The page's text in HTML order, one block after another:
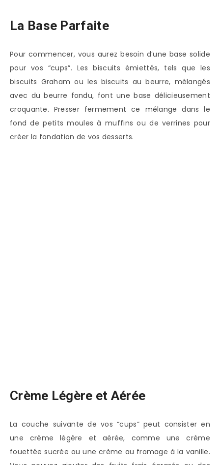
La Base Parfaite
Pour commencer, vous aurez besoin d’une base solide
pour vos “cups”. Les biscuits émiettés, tels que les
biscuits Graham ou les biscuits au beurre, mélangés
avec du beurre fondu, font une base délicieusement
croquante. Presser fermement ce mélange dans le
fond de petits moules à muffins ou de verrines pour
créer la fondation de vos desserts.
Crème Légère et Aérée
La couche suivante de vos “cups” peut consister en
une crème légère et aérée, comme une crème
fouettée sucrée ou une crème au fromage à la vanille.